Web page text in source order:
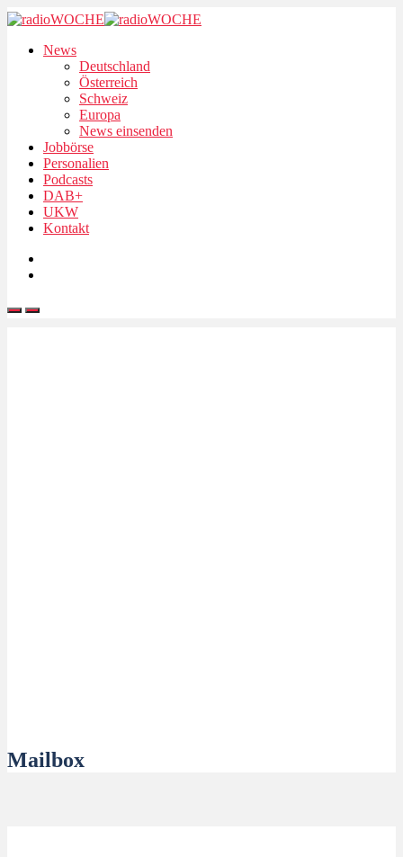
News
Deutschland
Österreich
Schweiz
Europa
News einsenden
Jobbörse
Personalien
Podcasts
DAB+
UKW
Kontakt
Mailbox